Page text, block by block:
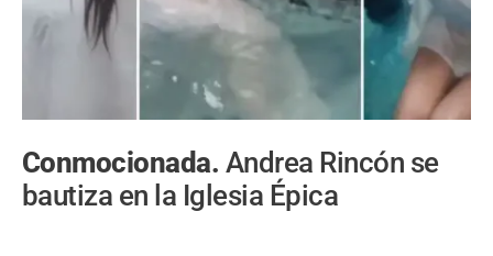
Conmocionada. Andrea Rincón se
bautiza en la Iglesia Épica